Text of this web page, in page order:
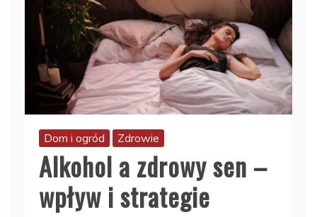
Dom i ogród Zdrowie
Alkohol a zdrowy sen –
wpływ i strategie